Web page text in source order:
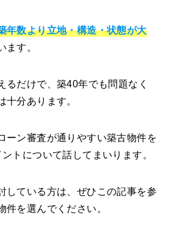
年数より立地・構造・状態が大
ます。
るだけで、築40年でも問題なく
十分あります。
ーン審査が通りやすい築古物件を
トについて話してまいります。
している方は、ぜひこの記事を参
件を選んでください。